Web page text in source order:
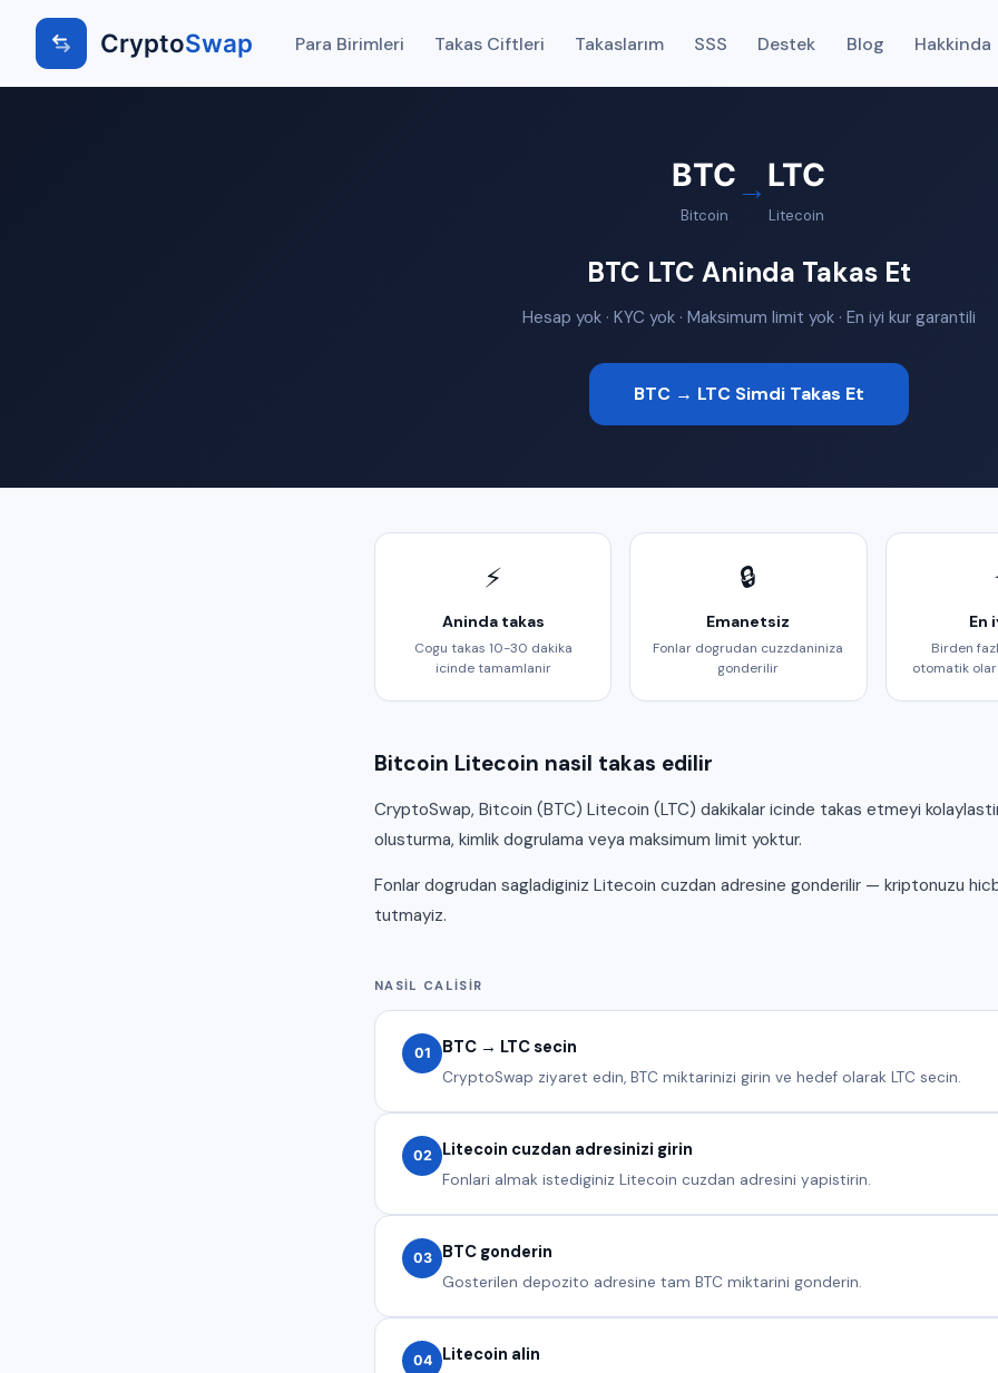
CryptoSwap Para Birimleri Takas Ciftleri Takaslarım SSS Destek Blog Hakkinda
BTC
Bitcoin
→LTC
Litecoin
BTC LTC Aninda Takas Et
Hesap yok · KYC yok · Maksimum limit yok · En iyi kur garantili
BTC → LTC Simdi Takas Et
⚡
Aninda takas
Cogu takas 10-30 dakika
icinde tamamlanir
🔒
Emanetsiz
Fonlar dogrudan cuzzdaniniza
gonderilir
En
Birden
otomatik
Bitcoin Litecoin nasil takas edilir
CryptoSwap, Bitcoin (BTC) Litecoin (LTC) dakikalar icinde takas etmeyi
olusturma, kimlik dogrulama veya maksimum limit yoktur.
Fonlar dogrudan sagladiginiz Litecoin cuzdan adresine gonderilir — kriptonuzu
tutmayiz.
NASIL CALISIR
01 BTC → LTC secin
CryptoSwap ziyaret edin, BTC miktarinizi girin ve hedef olarak LTC secin.
02 Litecoin cuzdan adresinizi girin
Fonlari almak istediginiz Litecoin cuzdan adresini yapistirin.
03 BTC gonderin
Gosterilen depozito adresine tam BTC miktarini gonderin.
04 Litecoin alin